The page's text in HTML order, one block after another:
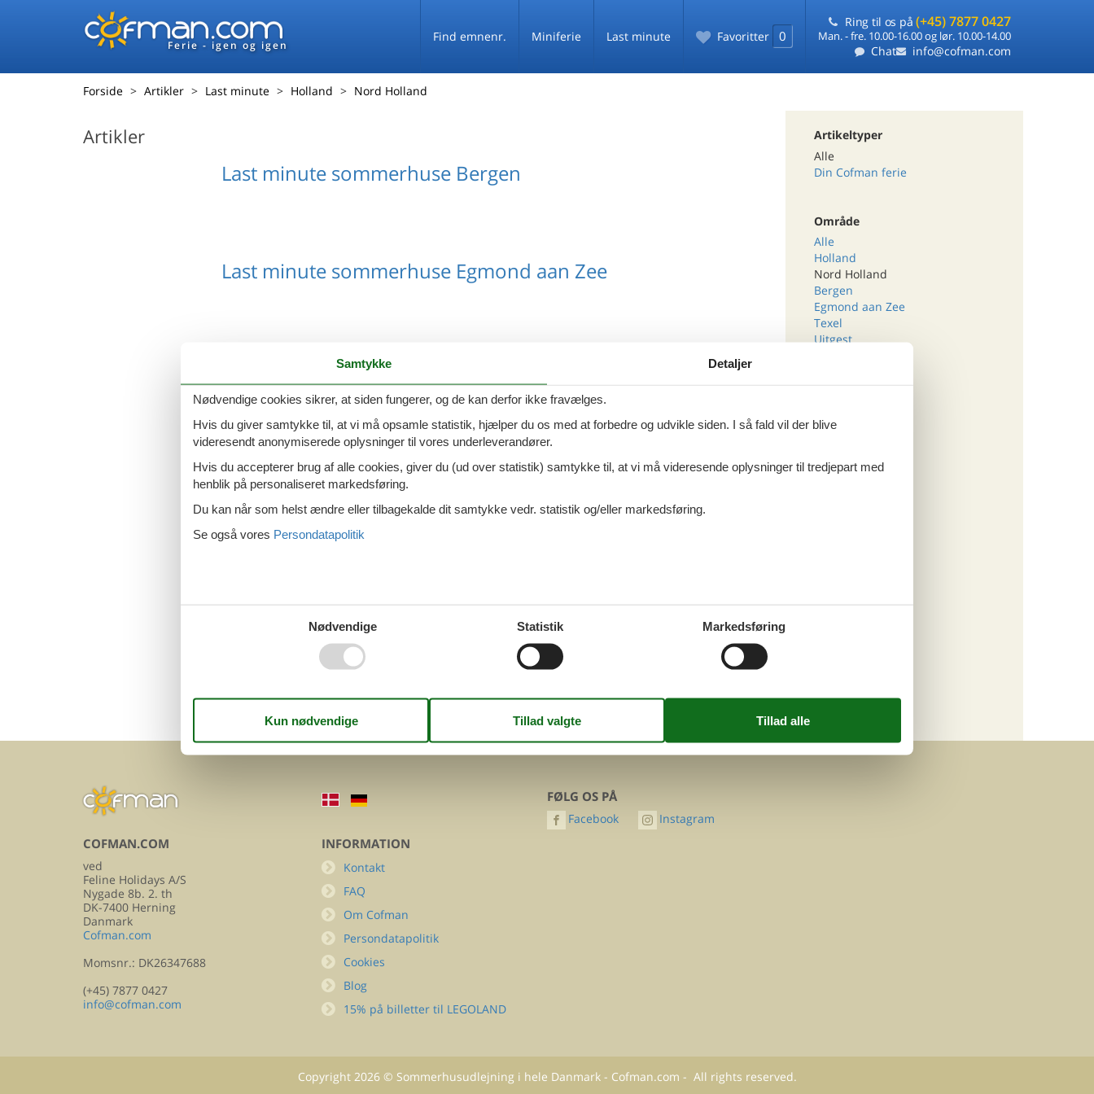
Ferie - igen og igen
Find emnenr. Miniferie Last minute Favoritter 0
Ring til os på (+45) 7877 0427
Man. - fre. 10.00-16.00 og lør. 10.00-14.00
Chat info@cofman.com
Forside Artikler Last minute Holland Nord Holland
Artikler
Last minute sommerhuse Bergen
Last minute sommerhuse Egmond aan Zee
Last minute sommerhuse De Cocksdorp
Last minute sommerhuse Westermient
Last minute sommerhuse Nord Holland
Artikeltyper
Alle
Din Cofman ferie
Område
Alle
Holland
Nord Holland
Bergen
Egmond aan Zee
Texel
Uitgest
Tema
Last minute
Kategori
COFMAN.COM
ved
Feline Holidays A/S
Nygade 8b. 2. th
DK-7400 Herning
Danmark
Cofman.com
Momsnr.: DK26347688
(+45) 7877 0427
info@cofman.com
INFORMATION
Kontakt
FAQ
Om Cofman
Persondatapolitik
Cookies
Blog
15% på billetter til LEGOLAND
FØLG OS PÅ
Facebook Instagram
Copyright 2026© Sommerhusudlejning i hele Danmark - Cofman.com - All rights reserved.
Samtykke Detaljer
Nødvendige cookies sikrer, at siden fungerer, og de kan derfor ikke fravælges.
Hvis du giver samtykke til, at vi må opsamle statistik, hjælper du os med at forbedre og udvikle siden. I så fald vil der blive
videresendt anonymiserede oplysninger til vores underleverandører.
Hvis du accepterer brug af alle cookies, giver du (ud over statistik) samtykke til, at vi må videresende oplysninger til tredjepart med
henblik på personaliseret markedsføring.
Du kan når som helst ændre eller tilbagekalde dit samtykke vedr. statistik og/eller markedsføring.
Se også vores Persondatapolitik
Nødvendige Statistik Markedsføring